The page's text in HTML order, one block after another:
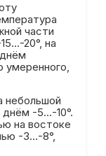
части
20°, на
умеренного,
небольшой
днём -5…-10°.
на востоке
-3…-8°,